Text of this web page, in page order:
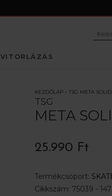
VITORLÁZÁS
KEZDŐLAP» TSG META SOLID
TSG
META
25.990 Ft
Termékcsoport:
Cikkszám: 75039 - 147